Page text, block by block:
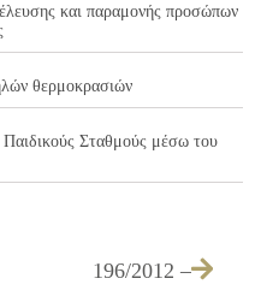
και παραμονής προσώπων
θερμοκρασιών
Παιδικούς Σταθμούς μέσω του
196/2012 –